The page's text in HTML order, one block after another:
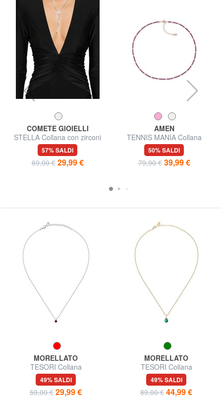
COMETE GIOIELLI
STELLA Collana con zirconi
57% SALDI
69,00 € 29,99 €
AMEN
TENNIS MANIA Collana
girocollo con zirconi
50% SALDI
79,90 € 39,99 €
MORELLATO
TESORI Collana
49% SALDI
59,00 € 29,99 €
MORELLATO
TESORI Collana
49% SALDI
89,00 € 44,99 €